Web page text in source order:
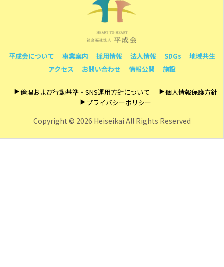
平成会について 事業案内 採用情報 法人情報 SDGs
地域共生
アクセス
お問い合わせ 情報公開 施設
倫理および行動基準・SNS運用方針について
個人情報保護方針
プライバシーポリシー
Copyright © 2026 Heiseikai All Rights Reserved